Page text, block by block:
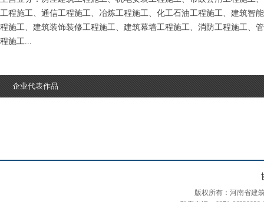
工程施工、通信工程施工、冶炼工程施工、化工石油工程施工、建筑智
程施工、建筑装饰装修工程施工、建筑幕墙工程施工、消防工程施工、
程施工...
企业代表作品
版权所有：河南省建